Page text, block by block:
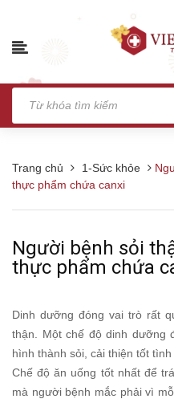
Trang chủ 1-Sức khỏe
thực phẩm chứa canxi
Người bệnh sỏi
thực phẩm chứa
Dinh dưỡng đóng vai trò rất
thận. Một chế độ dinh dưỡng
hình thành sỏi, cải thiện tốt tình
Chế độ ăn uống tốt nhất để
mà người bệnh mắc phải vì